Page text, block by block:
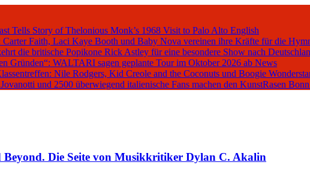
Tells Story of Thelonious Monk’s 1968 Visit to Palo Alto English
Faith, Laci Kaye Booth und Baby Nova vereinen ihre Kräfte für die
die britische Popikone Rick Astley für eine besondere Show nach
Gründen“: WALTARI sagen geplante Tour im Oktober 2026 ab News
Nile Rodgers, Kid Creole and the Coconuts und Boogie
und 2500 überwiegend italienische Fans machen den KunstRasen
Die Seite von Musikkritiker Dylan C. Akalin